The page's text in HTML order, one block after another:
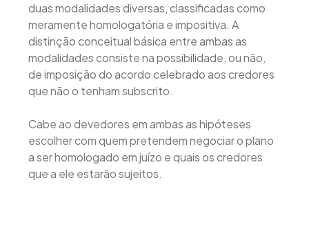
duas modalidades diversas, classificadas como
meramente homologatória e impositiva. A
distinção conceitual básica entre ambas as
modalidades consiste na possibilidade, ou não,
de imposição do acordo celebrado aos credores
que não o tenham subscrito.
Cabe ao devedores em ambas as hipóteses
escolher com quem pretendem negociar o plano
a ser homologado em juízo e quais os credores
que a ele estarão sujeitos.